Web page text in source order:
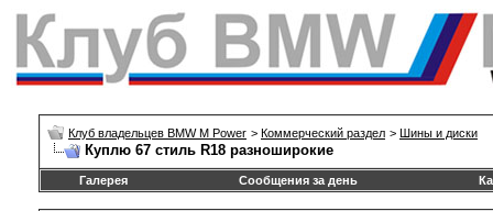
Клуб владельцев BMW M Power > Коммерческий раздел > Шины и диски
Куплю 67 стиль R18 разноширокие
Галерея Сообщения за день